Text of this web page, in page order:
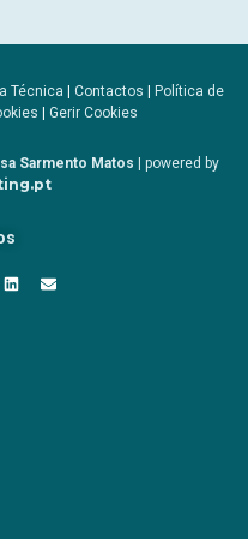
Técnica | Contactos | Política de
| Gerir Cookies
Sarmento Matos | powered by